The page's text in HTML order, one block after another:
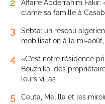
2
Affaire Abderrahim Fakir:
clame sa famille à
3
Sebta: un réseau
mobilisation à la mi-
4
«C’est notre résidence
Bouznika, des
leurs villas
5 Ceuta, Melilla et les